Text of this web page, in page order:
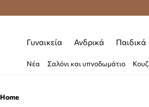
Γυναικεία Ανδρικά Παιδικά
Νέα Σαλόνι και υπνοδωμάτιο
Home